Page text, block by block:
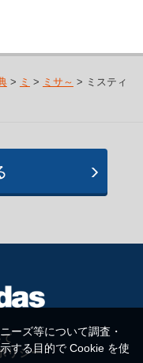
> ミ > ミサ～ > ミスティ
リシー
ーズ等について調査・
する目的で Cookie を使